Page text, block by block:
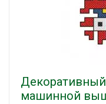
машинной